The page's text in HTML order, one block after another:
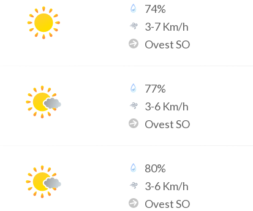
74%
3-7 Km/h
Ovest SO
77%
3-6 Km/h
Ovest SO
80%
3-6 Km/h
Ovest SO